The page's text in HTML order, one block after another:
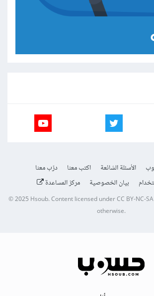
الأسئلة الشائعة اكتب معنا
درّب معنا
بيان الخصوصية مركز المساعدة
© 2025Hsoub.Content licensed underCC BY-NC-
otherwise.